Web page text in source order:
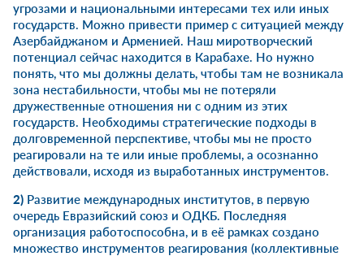
угрозами и национальными интересами тех или иных
государств. Можно привести пример с ситуацией между
Азербайджаном и Арменией. Наш миротворческий
потенциал сейчас находится в Карабахе. Но нужно
понять, что мы должны делать, чтобы там не возникала
зона нестабильности, чтобы мы не потеряли
дружественные отношения ни с одним из этих
государств. Необходимы стратегические подходы в
долговременной перспективе, чтобы мы не просто
реагировали на те или иные проблемы, а осознанно
действовали, исходя из выработанных инструментов.
2) Развитие международных институтов, в первую
очередь Евразийский союз и ОДКБ. Последняя
организация работоспособна, и в её рамках создано
множество инструментов реагирования (коллективные